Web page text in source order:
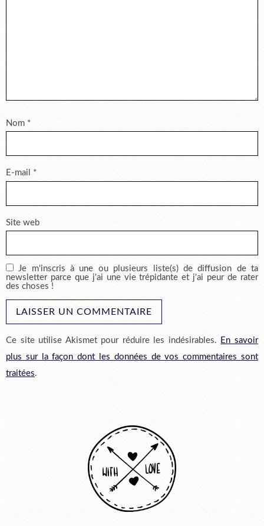
Nom *
E-mail *
Site web
Je m'inscris à une ou plusieurs liste(s) de diffusion de ta
newsletter parce que j'ai une vie trépidante et j'ai peur de rater
des choses !
Ce site utilise Akismet pour réduire les indésirables. En savoir
plus sur la façon dont les données de vos commentaires sont
traitées.